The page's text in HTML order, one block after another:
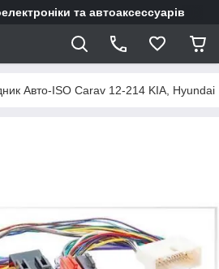
та автоаксессуарів
Авто-ISO Carav 12-214 KIA, Hyundai